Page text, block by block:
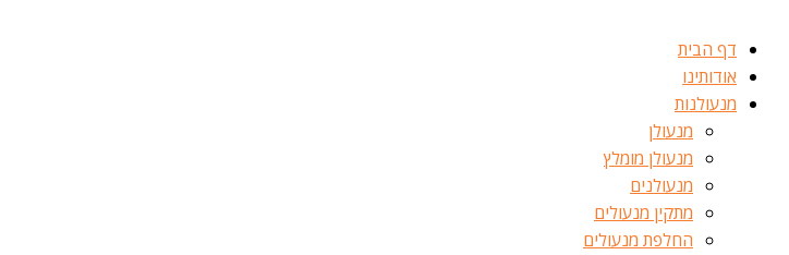
דף הבית
אודותינו
מנעולנות
מנעולן
מנעולן מומלץ
מנעולנים
מתקין מנעולים
החלפת מנעולים